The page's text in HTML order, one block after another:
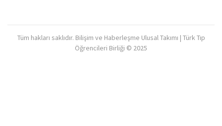
Tüm hakları saklıdır. Bilişim ve Haberleşme Ulusal Takımı | Türk Tıp
Öğrencileri Birliği © 2025